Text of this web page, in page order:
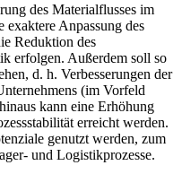
des Materialflusses im
exaktere Anpassung des
Reduktion des
erfolgen. Außerdem soll so
d. h. Verbesserungen der
(im Vorfeld
kann eine Erhöhung
erreicht werden.
genutzt werden, zum
und Logistikprozesse.